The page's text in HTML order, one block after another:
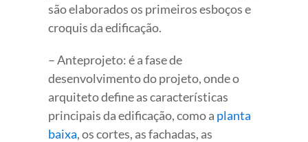
são elaborados os primeiros esboços e
croquis da edificação.
– Anteprojeto: é a fase de
desenvolvimento do projeto, onde o
arquiteto define as características
principais da edificação, como a planta
baixa, os cortes, as fachadas, as